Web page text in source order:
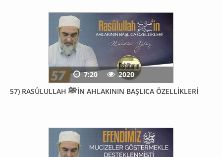
57) RASÛLULLAH ﷺ’İN AHLAKININ BAŞLICA ÖZELLİKLERİ
7:20 2020